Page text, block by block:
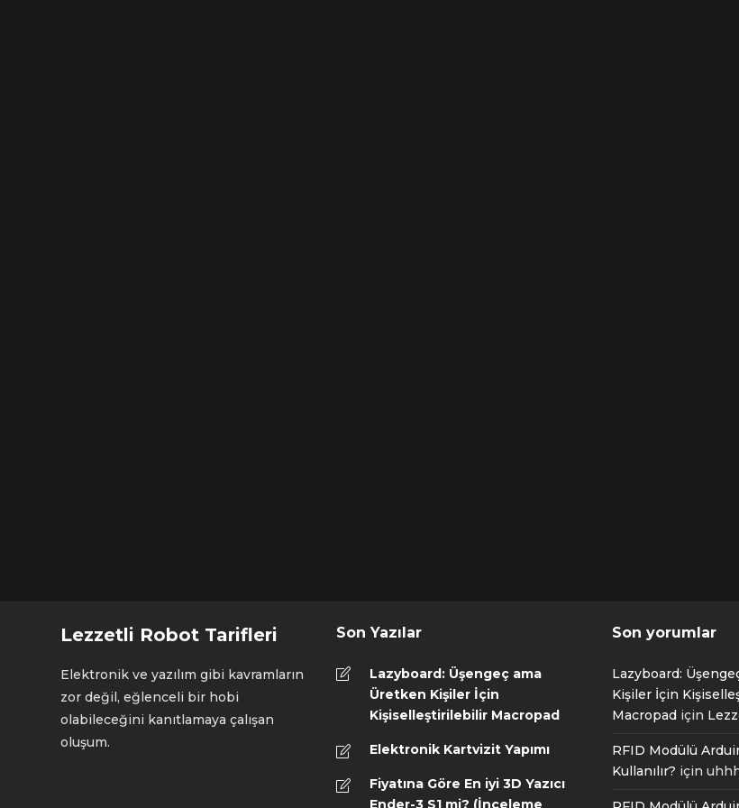
Lezzetli Robot Tarifleri
Elektronik ve yazılım gibi kavramların
zor değil, eğlenceli bir hobi
olabileceğini kanıtlamaya çalışan
oluşum.
Son Yazılar
Lazyboard: Üşengeç ama
Üretken Kişiler İçin
Kişiselleştirilebilir Macropad
Elektronik Kartvizit Yapımı
Fiyatına Göre En iyi 3D Yazıcı
Ender-3 S1 mi? (İnceleme
Son yorumlar
Lazyboard:
Kişiler İçin
Macropadiçin
RFID Modülü
Kullanılır? için